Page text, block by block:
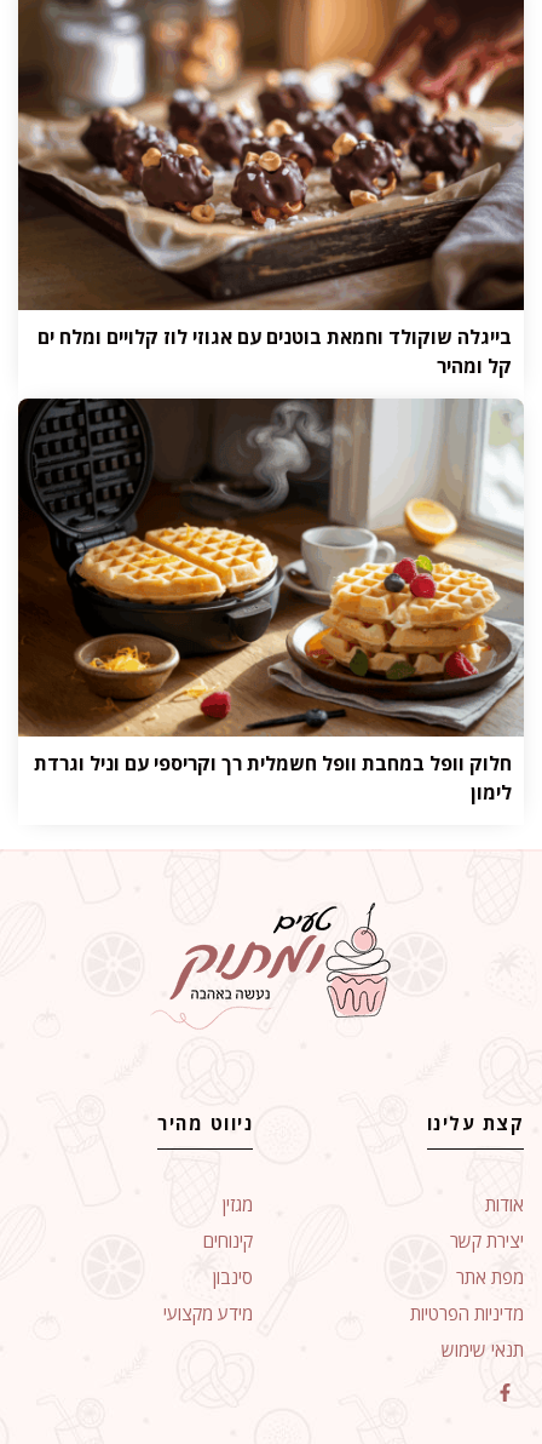
בייגלה שוקולד וחמאת בוטנים עם אגוזי לוז קלויים ומלח ים
קל ומהיר
חלוק וופל במחבת וופל חשמלית רך וקריספי עם וניל וגרדת
לימון
קצת עלינו
אודות
יצירת קשר
מפת אתר
מדיניות הפרטיות
תנאי שימוש
ניווט מהיר
מגזין
קינוחים
סינבון
מידע מקצועי